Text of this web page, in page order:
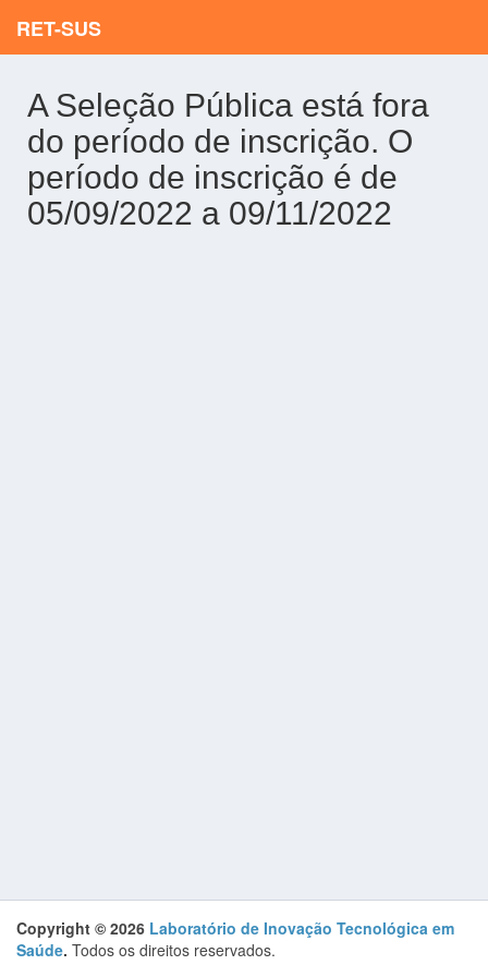
RET-SUS
A Seleção Pública está fora
do período de inscrição. O
período de inscrição é de
05/09/2022 a 09/11/2022
Copyright © 2026 Laboratório de Inovação Tecnológica em
Saúde. Todos os direitos reservados.